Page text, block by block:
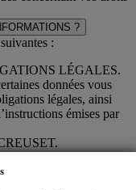
?
:
LÉGALES.
données vous
légales, ainsi
émises par
d’avantages